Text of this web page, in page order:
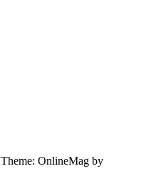
Theme: OnlineMag by